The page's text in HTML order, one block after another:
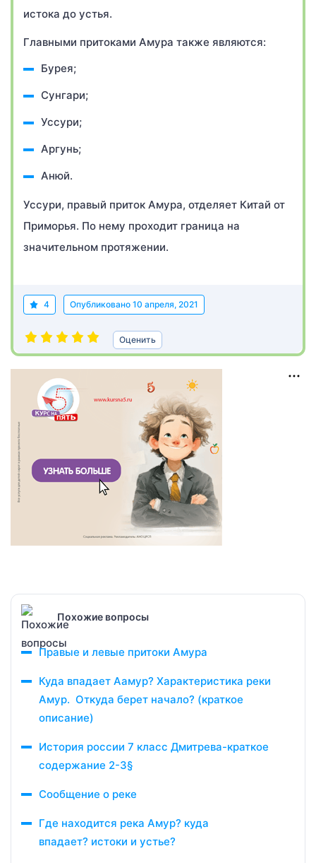
истока до устья.
Главными притоками Амура также являются:
Бурея;
Сунгари;
Уссури;
Аргунь;
Анюй.
Уссури, правый приток Амура, отделяет Китай от
Приморья. По нему проходит граница на
значительном протяжении.
4 Опубликовано 10 апреля, 2021
Оценить
Похожие вопросы
Правые и левые притоки Амура
Куда впадает Аамур? Характеристика реки
Амур. Откуда берет начало? (краткое
описание)
История россии 7 класс Дмитрева-краткое
содержание 2-3§
Сообщение о реке
Где находится река Амур? куда
впадает? истоки и устье?